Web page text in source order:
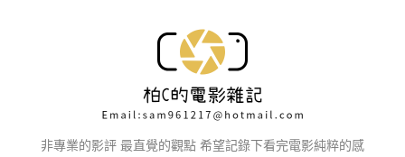
非專業的影評 最直覺的觀點 希望記錄下看完電影純粹的感